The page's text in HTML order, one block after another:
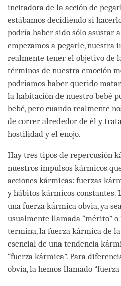
incitadora de la acción de
estábamos decidiendo si
podría haber sido sólo asustar
empezamos a pegarle, nuestra
realmente tener el objetivo de
términos de nuestra emoción
podríamos haber querido
la habitación de nuestro bebé
bebé, pero cuando realmente
de correr alrededor de él y
hostilidad y el enojo.
Hay tres tipos de repercusión
nuestros impulsos kármicos
acciones kármicas: fuerzas
y hábitos kármicos constantes.
una fuerza kármica obvia, ya
usualmente llamada “mérito” o
termina, la fuerza kármica de
esencial de una tendencia
“fuerza kármica”. Para
obvia, la hemos llamado